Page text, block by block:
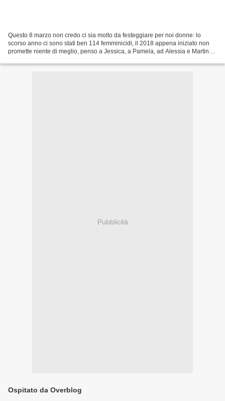
Questo 8 marzo non credo ci sia molto da festeggiare per noi donne: lo
scorso anno ci sono stati ben 114 femminicidi, il 2018 appena iniziato non
promette niente di meglio, penso a Jessica, a Pamela, ad Alessia e Martina
Pubblicità
Ospitato da Overblog